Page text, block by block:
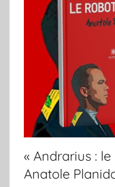
« Andrarius :
Anatole